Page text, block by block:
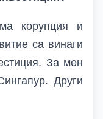
корупция и
са винаги
За мен
Други